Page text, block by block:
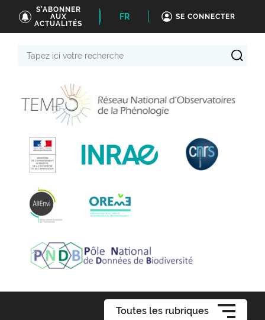
S'ABONNER
AUX
ACTUALITÉS
FR SE CONNECTER
Toutes les rubriques